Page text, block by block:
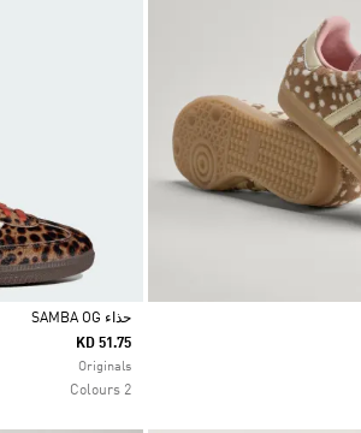
Selected
حذاء SAMBA OG
KD 51.75
Originals
2 Colours